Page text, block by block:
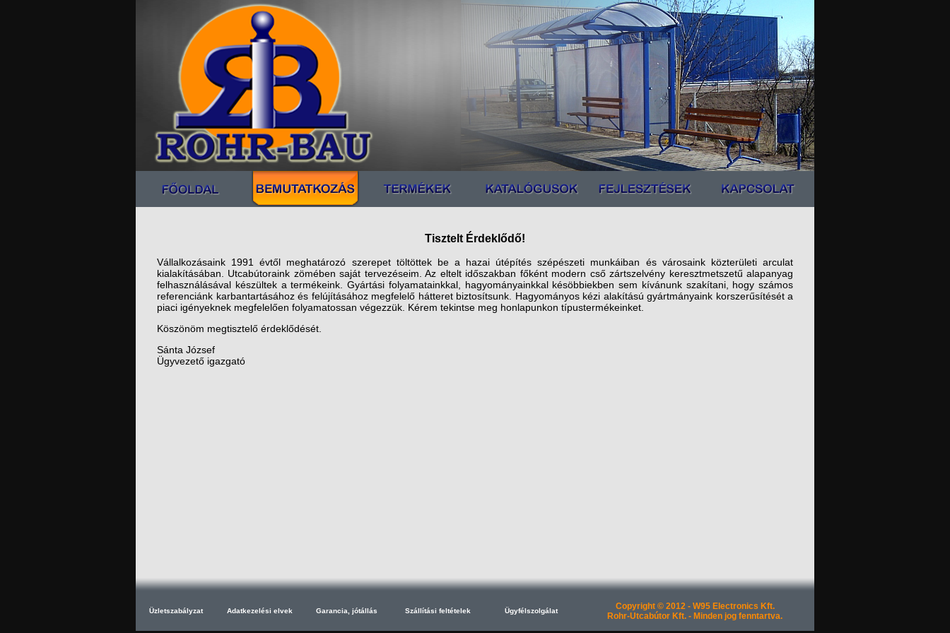
Tisztelt Érdeklődő!
Vállalkozásaink 1991 évtől meghatározó szerepet töltöttek be a hazai útépítés szépészeti munkáiban és városaink közterületi arculat
kialakításában. Utcabútoraink zömében saját tervezéseim. Az eltelt időszakban főként modern cső zártszelvény keresztmetszetű alapanyag
felhasználásával készültek a termékeink. Gyártási folyamatainkkal, hagyományainkkal késöbbiekben sem kívánunk szakítani, hogy számos
referenciánk karbantartásához és felújításához megfelelő hátteret biztosítsunk. Hagyományos kézi alakítású gyártmányaink korszerűsítését a
piaci igényeknek megfelelően folyamatossan végezzük. Kérem tekintse meg honlapunkon típustermékeinket.
Köszönöm megtisztelő érdeklődését.
Sánta József
Ügyvezető igazgató
Üzletszabályzat Adatkezelési elvek Garancia, jótállás Szállítási feltételek Ügyfélszolgálat
Copyright © 2012 - W95 Electronics Kft.
Rohr-Utcabútor Kft. - Minden jog fenntartva.